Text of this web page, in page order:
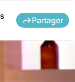
Partager